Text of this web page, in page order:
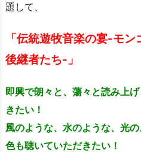
題して、
「伝統遊牧音楽の宴-モ
後継者たち-」
即興で朗々と、蕩々と読み上
きたい！
風のような、水のような、光
色も聴いていただきたい！